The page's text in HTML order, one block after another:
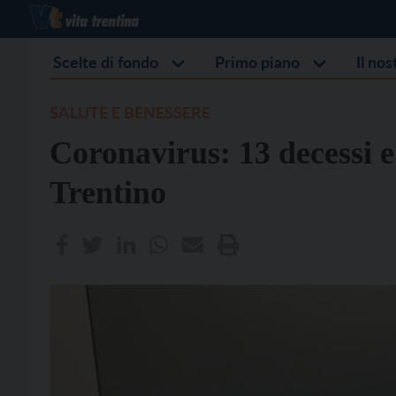
Scelte di fondo Primo piano Il
Coronavirus: 13 decessi
Trentino